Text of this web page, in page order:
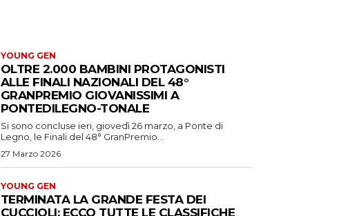
YOUNG GEN
OLTRE 2.000 BAMBINI PROTAGONISTI
ALLE FINALI NAZIONALI DEL 48°
GRANPREMIO GIOVANISSIMI A
PONTEDILEGNO-TONALE
Si sono concluse ieri, giovedì 26 marzo, a Ponte di
Legno, le Finali del 48° GranPremio...
27 Marzo 2026
YOUNG GEN
TERMINATA LA GRANDE FESTA DEI
CUCCIOLI: ECCO TUTTE LE CLASSIFICHE